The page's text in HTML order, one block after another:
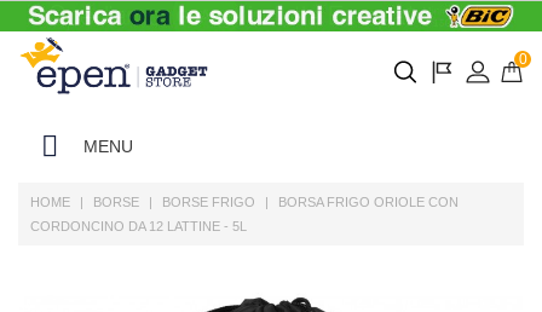
0
MENU
HOME BORSE BORSE FRIGO
BORSA FRIGO ORIOLE CON
CORDONCINO DA 12 LATTINE - 5L